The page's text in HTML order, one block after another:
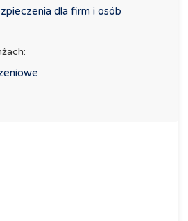
dla firm i osób